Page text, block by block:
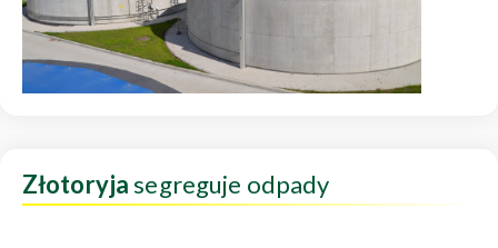
Złotoryjasegreguje odpady